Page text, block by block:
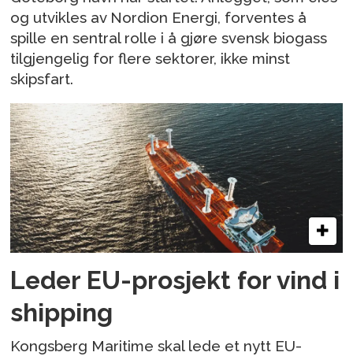
og utvikles av Nordion Energi, forventes å
spille en sentral rolle i å gjøre svensk biogass
tilgjengelig for flere sektorer, ikke minst
skipsfart.
Leder EU-prosjekt for vind i
shipping
Kongsberg Maritime skal lede et nytt EU-